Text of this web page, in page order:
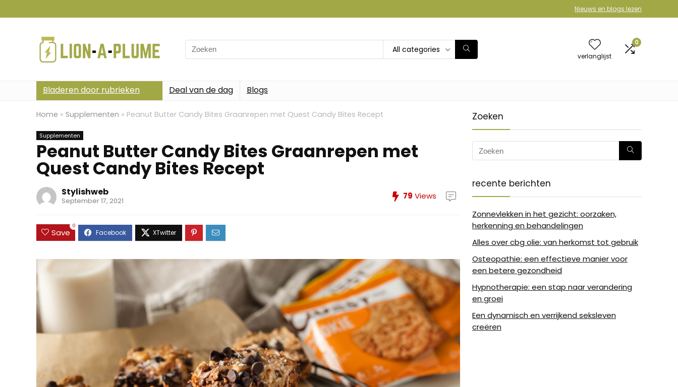
Nieuws en blogs lezen
Search
for:
All categories
verlanglijst
0
Bladeren door rubrieken Deal van de dag Blogs
Home » Supplementen » Peanut Butter Candy Bites Graanrepen met Quest Candy Bites Recept
Supplementen
Peanut Butter Candy Bites Graanrepen met
Quest Candy Bites Recept
Stylishweb
September 17, 2021 79 Views
Save
0
Zoeken
recente berichten
Zonnevlekken in het gezicht: oorzaken,
herkenning en behandelingen
Alles over cbg olie: van herkomst tot gebruik
Osteopathie: een effectieve manier voor
een betere gezondheid
Hypnotherapie: een stap naar verandering
en groei
Een dynamisch en verrijkend seksleven
creëren